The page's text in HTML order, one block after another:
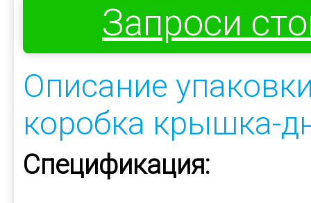
Запроси
Описание
коробка крышка-
Спецификация: